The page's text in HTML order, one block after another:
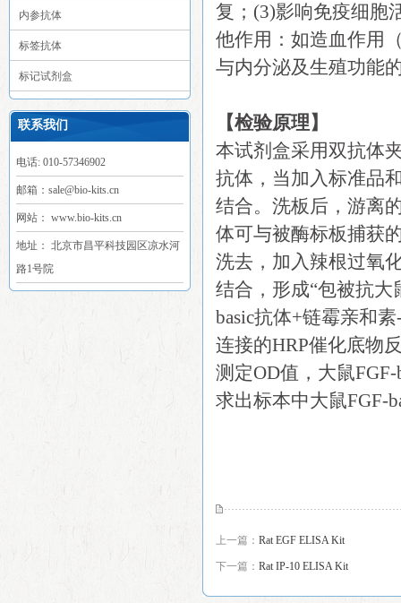
内参抗体
标签抗体
标记试剂盒
联系我们
电话: 010-57346902
邮箱：sale@bio-kits.cn
网站： www.bio-kits.cn
地址： 北京市昌平科技园区凉水河
路1号院
复；(3)影响免疫细胞
他作用：如造血作用
与内分泌及生殖功能
【检验原理】
本试剂盒采用双抗体
抗体，当加入标准品
结合。洗板后，游离
体可与被酶标板捕获
洗去，加入辣根过氧
结合，形成“包被抗大
basic抗体+链霉亲和
连接的HRP催化底物
测定OD值，大鼠
求出标本中大鼠FGF-
上一篇： Rat EGF ELISA Kit
下一篇： Rat IP-10 ELISA Kit